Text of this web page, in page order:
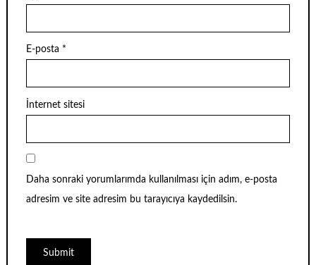
E-posta *
İnternet sitesi
Daha sonraki yorumlarımda kullanılması için adım, e-posta
adresim ve site adresim bu tarayıcıya kaydedilsin.